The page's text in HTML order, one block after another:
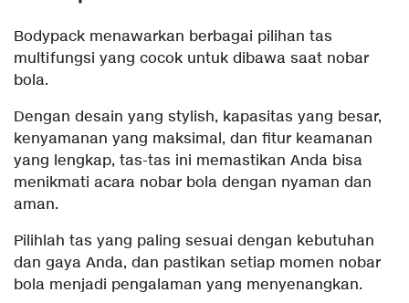
Bodypack menawarkan berbagai pilihan tas
multifungsi yang cocok untuk dibawa saat nobar
bola.
Dengan desain yang stylish, kapasitas yang besar,
kenyamanan yang maksimal, dan fitur keamanan
yang lengkap, tas-tas ini memastikan Anda bisa
menikmati acara nobar bola dengan nyaman dan
aman.
Pilihlah tas yang paling sesuai dengan kebutuhan
dan gaya Anda, dan pastikan setiap momen nobar
bola menjadi pengalaman yang menyenangkan.